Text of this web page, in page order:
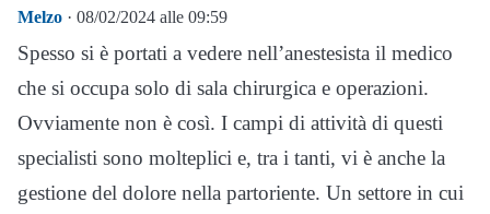
Melzo · 08/02/2024 alle 09:59
Spesso si è portati a vedere nell’anestesista il medico
che si occupa solo di sala chirurgica e operazioni.
Ovviamente non è così. I campi di attività di questi
specialisti sono molteplici e, tra i tanti, vi è anche la
gestione del dolore nella partoriente. Un settore in cui